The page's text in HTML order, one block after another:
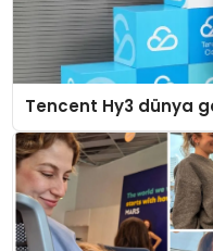
Tencent Hy3 dünya